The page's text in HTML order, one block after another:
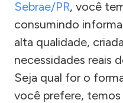
Sebrae/PR, você
consumindo
alta qualidade,
necessidades reais
Seja qual for o
você prefere,